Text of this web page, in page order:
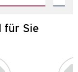
für Sie